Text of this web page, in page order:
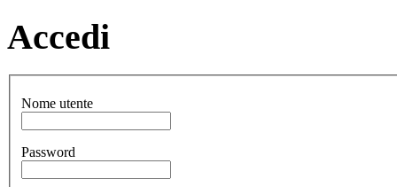
Accedi
Nome utente
Password